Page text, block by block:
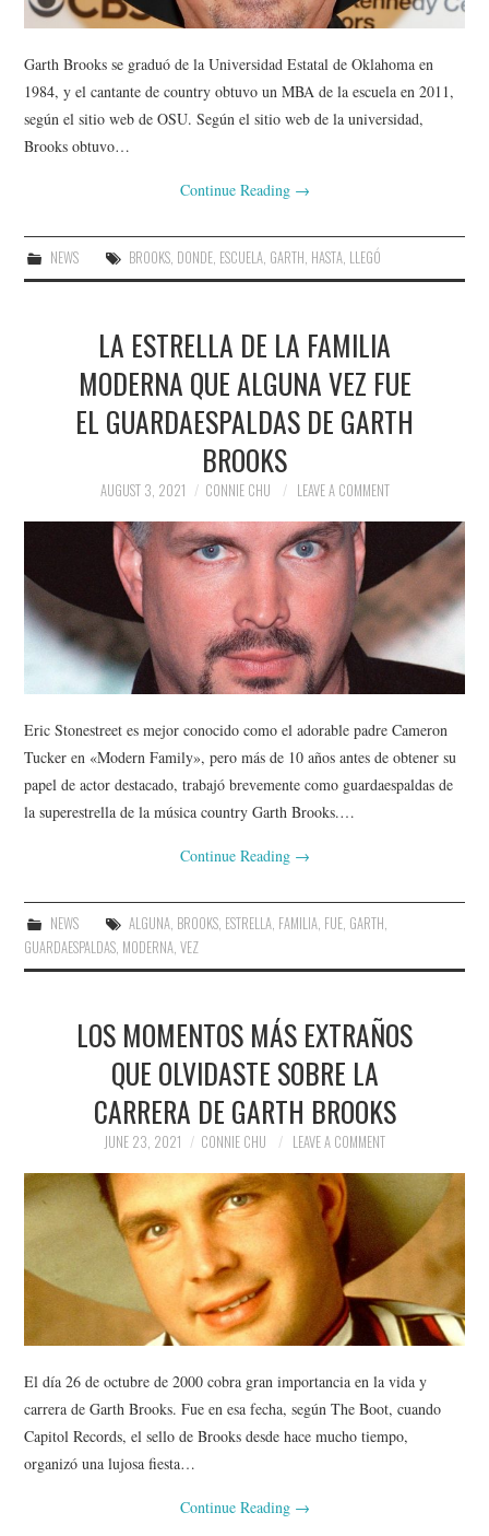
Garth Brooks se graduó de la Universidad Estatal de Oklahoma en
1984, y el cantante de country obtuvo un MBA de la escuela en 2011,
según el sitio web de OSU. Según el sitio web de la universidad,
Brooks obtuvo…
Continue Reading →
NEWS BROOKS, DONDE, ESCUELA, GARTH, HASTA, LLEGÓ
LA ESTRELLA DE LA FAMILIA
MODERNA QUE ALGUNA VEZ FUE
EL GUARDAESPALDAS DE GARTH
BROOKS
AUGUST 3, 2021 CONNIE CHU LEAVE A COMMENT
Eric Stonestreet es mejor conocido como el adorable padre Cameron
Tucker en «Modern Family», pero más de 10 años antes de obtener su
papel de actor destacado, trabajó brevemente como guardaespaldas de
la superestrella de la música country Garth Brooks.…
Continue Reading →
NEWS ALGUNA, BROOKS, ESTRELLA, FAMILIA, FUE, GARTH,
GUARDAESPALDAS, MODERNA,VEZ
LOS MOMENTOS MÁS EXTRAÑOS
QUE OLVIDASTE SOBRE LA
CARRERA DE GARTH BROOKS
JUNE 23, 2021 CONNIE CHU LEAVE A COMMENT
El día 26 de octubre de 2000 cobra gran importancia en la vida y
carrera de Garth Brooks. Fue en esa fecha, según The Boot, cuando
Capitol Records, el sello de Brooks desde hace mucho tiempo,
organizó una lujosa fiesta…
Continue Reading →